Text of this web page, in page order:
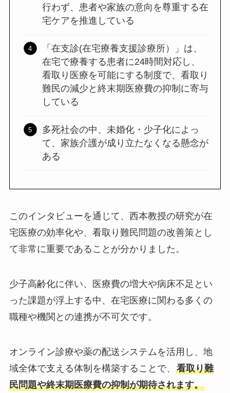
行わず、患者や家族の意向を尊重する在
宅ケアを推進している
「在支診(在宅療養支援診療所）」は、
在宅で療養する患者に24時間対応し、
看取り医療を可能にする制度で、看取り
難民の減少と終末期医療費の抑制に寄与
している
多死社会の中、未婚化・少子化によっ
て、家族介護が成り立たなくなる懸念が
ある
このインタビューを通じて、西本教授の研究が在
宅医療の効率化や、看取り難民問題の改善策とし
て非常に重要であることが分かりました。
少子高齢化に伴い、医療費の増大や病床不足とい
った課題が浮上する中、在宅医療に関わる多くの
職種や機関との連携が不可欠です。
オンライン診療や薬の配送システムを活用し、地
域全体で支える体制を構築することで、 看取り難
民問題や終末期医療費の抑制が期待されます。